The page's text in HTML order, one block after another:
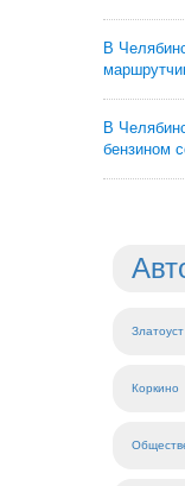
В
В
бензином
Златоуст
Коркино